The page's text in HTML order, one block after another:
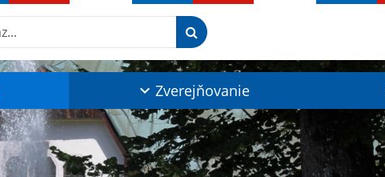
Zverejňovanie